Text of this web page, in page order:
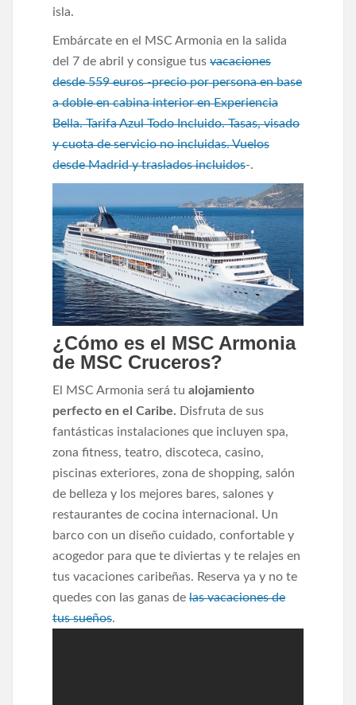
isla.
Embárcate en el MSC Armonia en la salida
del 7 de abril y consigue tus vacaciones
desde 559 euros -precio por persona en base
a doble en cabina interior en Experiencia
Bella. Tarifa Azul Todo Incluido. Tasas, visado
y cuota de servicio no incluidas. Vuelos
desde Madrid y traslados incluidos-.
¿Cómo es el MSC Armonia
de MSC Cruceros?
El MSC Armonia será tu alojamiento
perfecto en el Caribe. Disfruta de sus
fantásticas instalaciones que incluyen spa,
zona fitness, teatro, discoteca, casino,
piscinas exteriores, zona de shopping, salón
de belleza y los mejores bares, salones y
restaurantes de cocina internacional. Un
barco con un diseño cuidado, confortable y
acogedor para que te diviertas y te relajes en
tus vacaciones caribeñas. Reserva ya y no te
quedes con las ganas de las vacaciones de
tus sueños.